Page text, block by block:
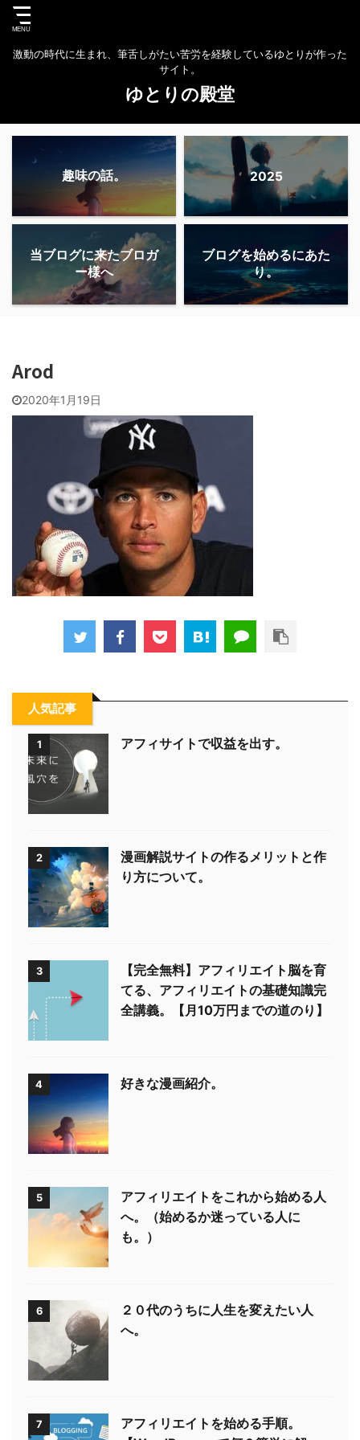
激動の時代に生まれ、筆舌しがたい苦労を経験しているゆとりが作った
サイト。
ゆとりの殿堂
趣味の話。 2025
当ブログに来たブロガ
ー様へ
ブログを始めるにあた
り。
Arod
2020年1月19日
人気記事
1 アフィサイトで収益を出す。
2
漫画解説サイトの作るメリットと作
り方について。
3
【完全無料】アフィリエイト脳を育
てる、アフィリエイトの基礎知識完
全講義。【月10万円までの道のり】
4 好きな漫画紹介。
5
アフィリエイトをこれから始める人
へ。（始めるか迷っている人に
も。）
6
２０代のうちに人生を変えたい人
へ。
7
アフィリエイトを始める手順。